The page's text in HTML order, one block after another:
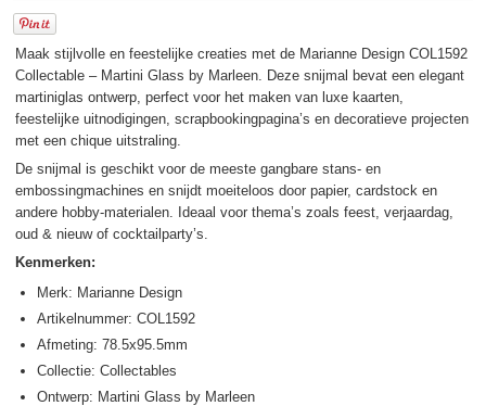
Maak stijlvolle en feestelijke creaties met de Marianne Design COL1592
Collectable – Martini Glass by Marleen. Deze snijmal bevat een elegant
martiniglas ontwerp, perfect voor het maken van luxe kaarten,
feestelijke uitnodigingen, scrapbookingpagina’s en decoratieve projecten
met een chique uitstraling.
De snijmal is geschikt voor de meeste gangbare stans- en
embossingmachines en snijdt moeiteloos door papier, cardstock en
andere hobby-materialen. Ideaal voor thema’s zoals feest, verjaardag,
oud & nieuw of cocktailparty’s.
Kenmerken:
Merk: Marianne Design
Artikelnummer: COL1592
Afmeting: 78.5x95.5mm
Collectie: Collectables
Ontwerp: Martini Glass by Marleen